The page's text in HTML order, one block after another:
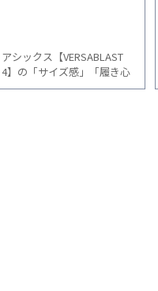
アシックス【VERSABLAST
4】の「サイズ感」「履き心
地」「普段使い」を1ヵ月間履